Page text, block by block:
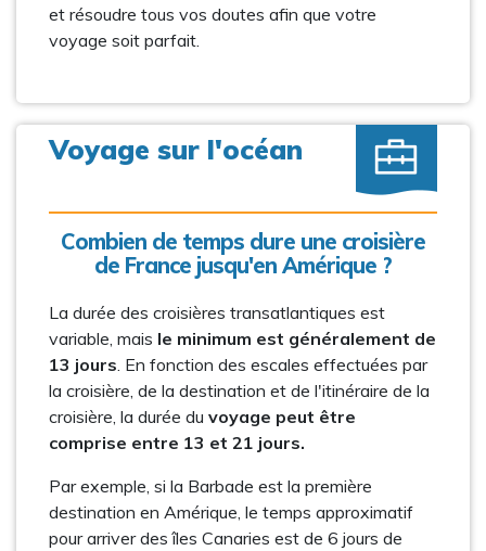
et résoudre tous vos doutes afin que votre
voyage soit parfait.
Voyage sur l'océan
Combien de temps dure une croisière
de France jusqu'en Amérique ?
La durée des croisières transatlantiques est
variable, mais le minimum est généralement de
13 jours. En fonction des escales effectuées par
la croisière, de la destination et de l'itinéraire de la
croisière, la durée du voyage peut être
comprise entre 13 et 21 jours.
Par exemple, si la Barbade est la première
destination en Amérique, le temps approximatif
pour arriver des îles Canaries est de 6 jours de